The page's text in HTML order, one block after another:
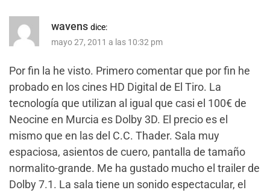
wavens dice:
mayo 27, 2011 a las 10:32 pm
Por fin la he visto. Primero comentar que por fin he
probado en los cines HD Digital de El Tiro. La
tecnología que utilizan al igual que casi el 100€ de
Neocine en Murcia es Dolby 3D. El precio es el
mismo que en las del C.C. Thader. Sala muy
espaciosa, asientos de cuero, pantalla de tamaño
normalito-grande. Me ha gustado mucho el trailer de
Dolby 7.1. La sala tiene un sonido espectacular, el